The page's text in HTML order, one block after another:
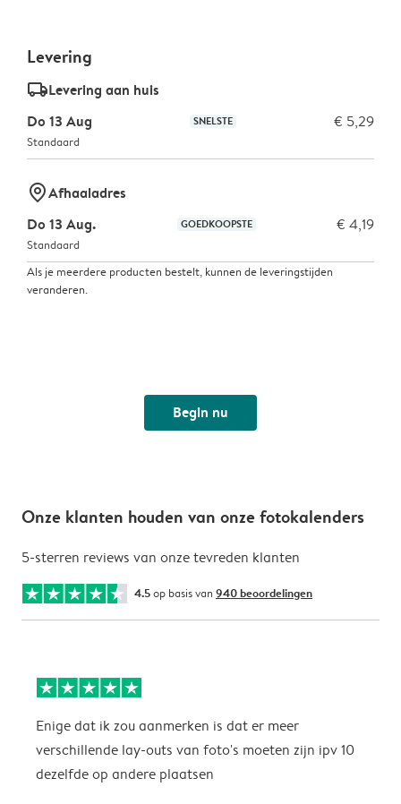
Levering
delivery_standard_v2Levering aan huis
Do 13 Aug
SNELSTE € 5,29
Standaard
marker-pinAfhaaladres
Do 13 Aug.
GOEDKOOPSTE € 4,19
Standaard
Als je meerdere producten bestelt, kunnen de leveringstijden
veranderen.
Begin nu
Onze klanten houden van onze fotokalenders
5-sterren reviews van onze tevreden klanten
4.5op basis van 940 beoordelingen
Enige dat ik zou aanmerken is dat er meer
verschillende lay-outs van foto's moeten zijn ipv 10
dezelfde op andere plaatsen